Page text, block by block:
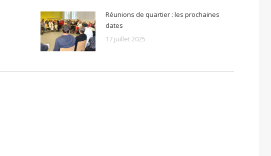
Réunions de quartier : les prochaines
dates
17 juillet 2025